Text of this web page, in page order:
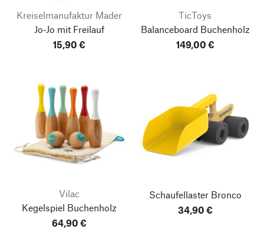
Kreiselmanufaktur Mader
Jo-Jo mit Freilauf
15,90 €
TicToys
Balanceboard Buchenholz
149,00 €
Vilac
Kegelspiel Buchenholz
64,90 €
Schaufellaster Bronco
34,90 €